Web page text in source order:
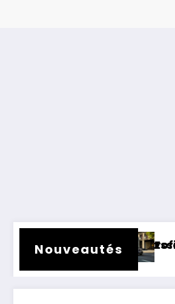
Nouveautés
rétrofité.
Essai Mitsubishi